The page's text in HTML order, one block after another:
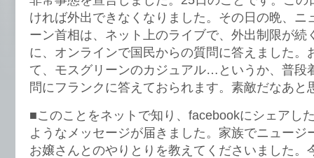
ければ外出できなくなりました。その日の晩、ニ
ーン首相は、ネット上のライブで、外出制限が続
に、オンラインで国民からの質問に答えました。
て、モスグリーンのカジュアル…というか、普段
問にフランクに答えておられます。素敵だなあと
■このことをネットで知り、facebookにシェアし
ようなメッセージが届きました。家族でニュージ
お嬢さんとのやりとりを教えてくださいました。